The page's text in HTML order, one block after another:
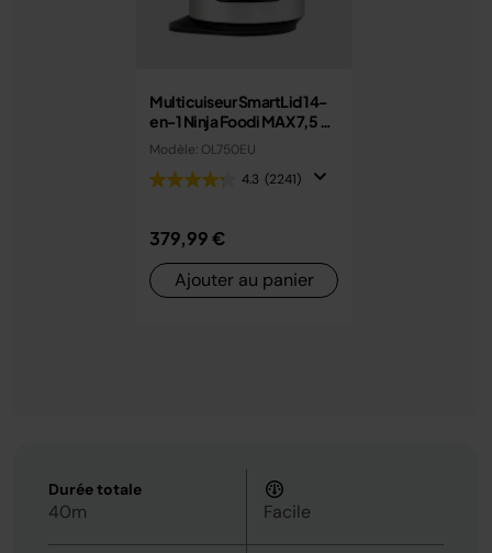
Multicuiseur SmartLid 14-
en-1 Ninja Foodi MAX 7,5 L
avec couvercle intelligent
OL750EU
Modèle: OL750EU
4.3 (2241)
379,99 €
Ajouter au panier
Durée totale
40m Facile